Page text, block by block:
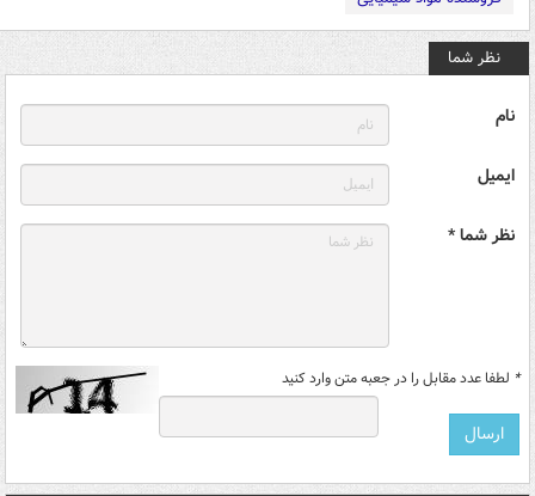
نظر شما
نام
ایمیل
نظر شما *
* لطفا عدد مقابل را در جعبه متن وارد کنید